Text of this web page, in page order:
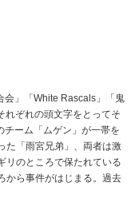
」「White Rascals」「鬼
れぞれの頭文字をとってそ
チーム「ムゲン」が一帯を
た「雨宮兄弟」、両者は激
リのところで保たれている
から事件がはじまる。過去